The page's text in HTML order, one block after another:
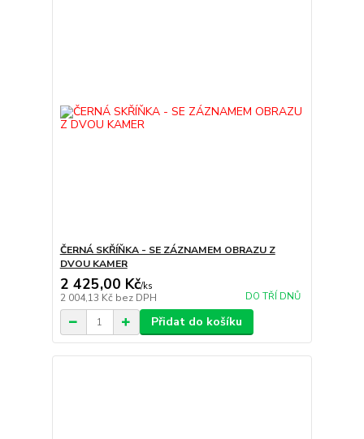
ČERNÁ SKŘÍŇKA - SE ZÁZNAMEM OBRAZU Z
DVOU KAMER
2 425,00 Kč/ks
2 004,13 Kč bez DPH DO TŘÍ DNŮ
Přidat do košíku